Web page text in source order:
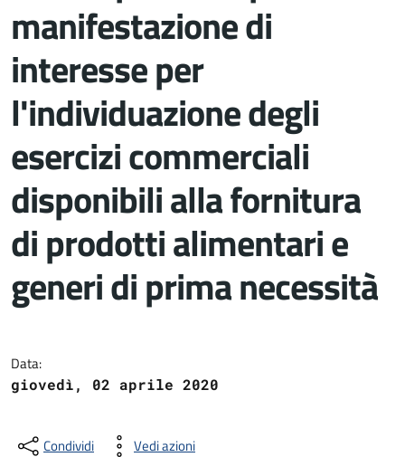
manifestazione di
interesse per
l'individuazione degli
esercizi commerciali
disponibili alla fornitura
di prodotti alimentari e
generi di prima necessità
Data:
giovedì, 02 aprile 2020
Condividi Vedi azioni